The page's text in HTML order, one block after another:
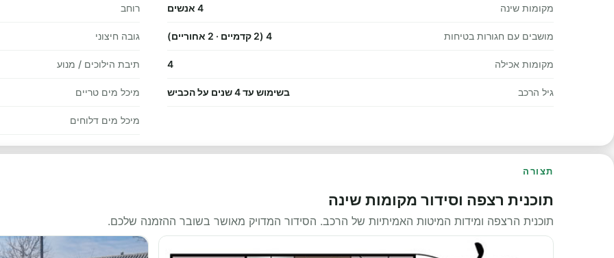
מקומות שינה 4 אנשים
מושבים עם חגורות בטיחות 4 (2 קדמיים · 2 אחוריים)
מקומות אכילה 4
גיל הרכב בשימוש עד 4 שנים על הכביש
רוחב
גובה חיצוני
תיבת הילוכים / מנוע
מיכל מים טריים
מיכל מים דלוחים
תצורה
תוכנית רצפה וסידור מקומות שינה
תוכנית הרצפה ומידות המיטות האמיתיות של הרכב. הסידור המדויק מאושר בשובר ההזמנה שלכם.